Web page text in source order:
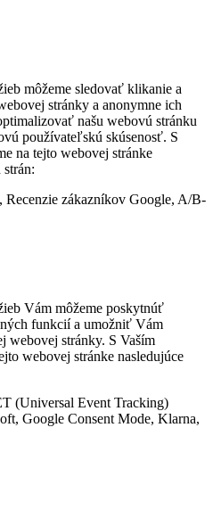
môžeme sledovať klikanie a
stránky a anonymne ich
našu webovú stránku
používateľskú skúsenosť. S
na tejto webovej stránke
zákazníkov Google, A/B-
Vám môžeme poskytnúť
funkcií a umožniť Vám
webovej stránky. S Vaším
webovej stránke nasledujúce
(Universal Event Tracking)
Google Consent Mode, Klarna,